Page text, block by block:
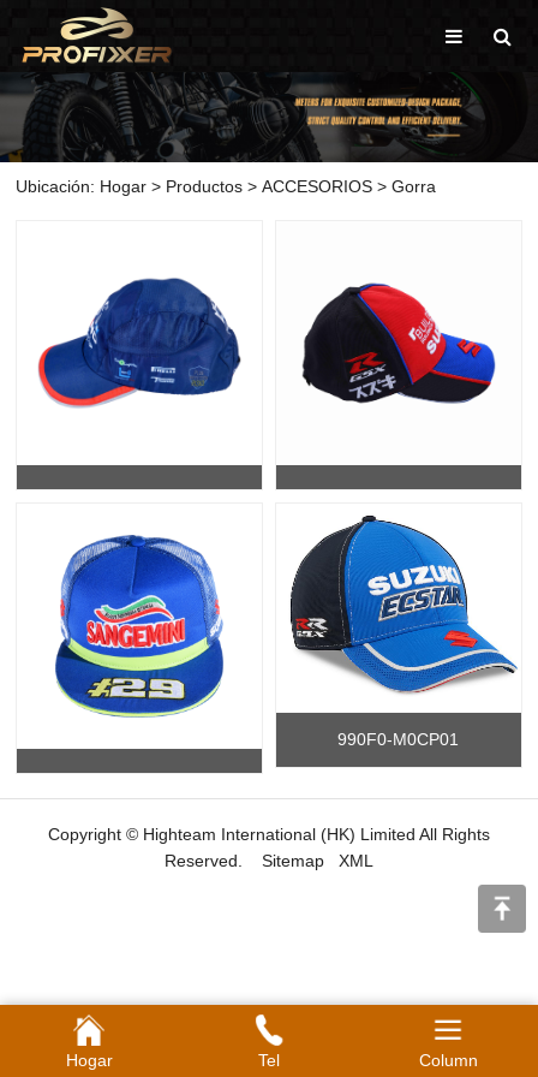
Ubicación: Hogar > Productos >ACCESORIOS >Gorra
990F0-M0CP01
Copyright © Highteam International (HK) Limited All Rights
Reserved. Sitemap XML
Hogar Tel Column